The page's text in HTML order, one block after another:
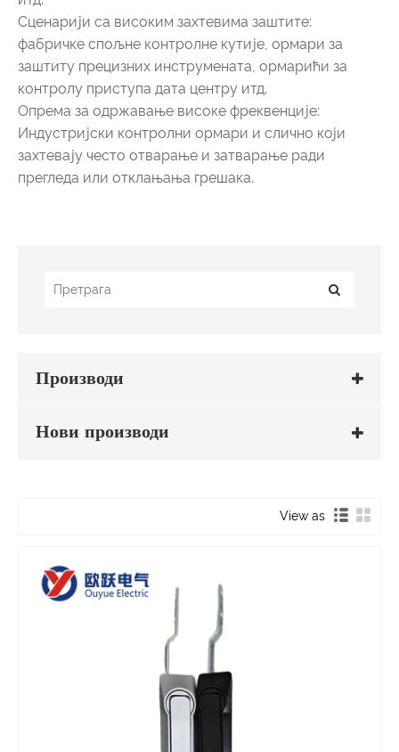
Сценарији са високим захтевима заштите:
фабричке спољне контролне кутије, ормари за
заштиту прецизних инструмената, ормарићи за
контролу приступа дата центру итд.
Опрема за одржавање високе фреквенције:
Индустријски контролни ормари и слично који
захтевају често отварање и затварање ради
прегледа или отклањања грешака.
Производи
Нови производи
View as